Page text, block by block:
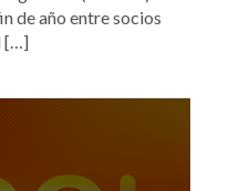
de año entre socios
[…]